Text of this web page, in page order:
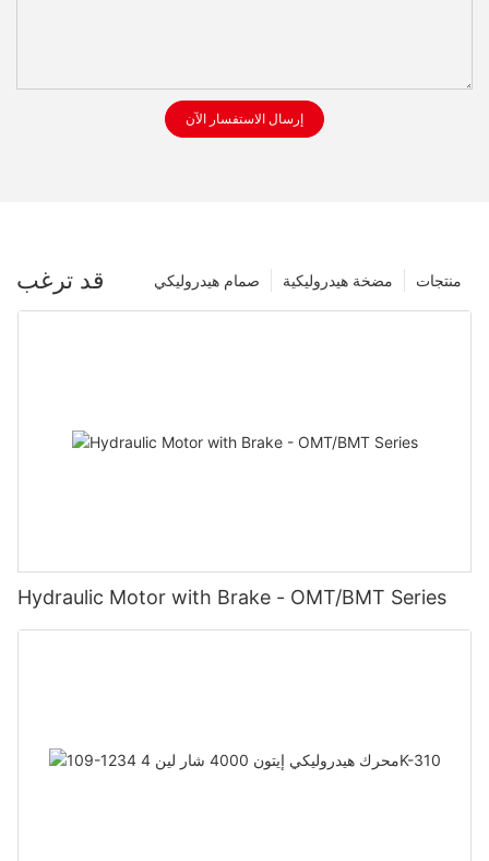
إرسال الاستفسار الآن
قد ترغب منتجات مضخة هيدروليكية صمام هيدروليكي
Hydraulic Motor with Brake - OMT/BMT Series